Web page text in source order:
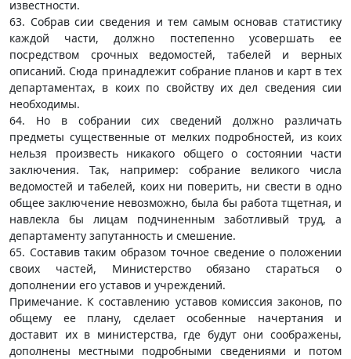
известности.
63. Собрав сии сведения и тем самым основав статистику
каждой части, должно постепенно усовершать ее
посредством срочных ведомостей, табелей и верных
описаний. Сюда принадлежит собрание планов и карт в тех
департаментах, в коих по свойству их дел сведения сии
необходимы.
64. Но в собрании сих сведений должно различать
предметы существенные от мелких подробностей, из коих
нельзя произвесть никакого общего о состоянии части
заключения. Так, например: собрание великого числа
ведомостей и табелей, коих ни поверить, ни свести в одно
общее заключение невозможно, была бы работа тщетная, и
навлекла бы лицам подчиненным заботливый труд, а
департаменту запутанность и смешение.
65. Составив таким образом точное сведение о положении
своих частей, Министерство обязано стараться о
дополнении его уставов и учреждений.
Примечание. К составлению уставов комиссия законов, по
общему ее плану, сделает особенные начертания и
доставит их в министерства, где будут они соображены,
дополнены местными подробными сведениями и потом